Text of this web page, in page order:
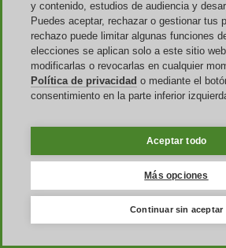
15 días. Ahora conoces todo lo necesario
muebles y accesorios para cambiar el
¿Dónde encuentro un
Aosom?
tan fáciles de encontrar como de
esta tienda, en nuestra página de
encontrarás información actualizada y
descuento Aosom.
La propia página de la marca resenta
tienes que añadir tu artículo en el carrito y
y contenido, estudios de audiencia y
Puedes aceptar, rechazar o gestionar tus
rechazo puede limitar algunas funciones
elecciones se aplican solo a este sitio
modificarlas o revocarlas en cualquier
Política de privacidad o mediante el
consentimiento en la parte inferior
Aceptar todo
Más opciones
Continuar sin aceptar